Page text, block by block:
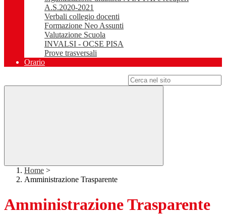
A.S.2020-2021
Verbali collegio docenti
Formazione Neo Assunti
Valutazione Scuola
INVALSI - OCSE PISA
Prove trasversali
Orario
Home >
Amministrazione Trasparente
Amministrazione Trasparente